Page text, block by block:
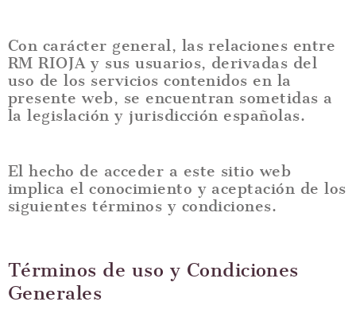
Con carácter general, las relaciones entre
RM RIOJA y sus usuarios, derivadas del
uso de los servicios contenidos en la
presente web, se encuentran sometidas a
la legislación y jurisdicción españolas.
El hecho de acceder a este sitio web
implica el conocimiento y aceptación de los
siguientes términos y condiciones.
Términos de uso y Condiciones
Generales